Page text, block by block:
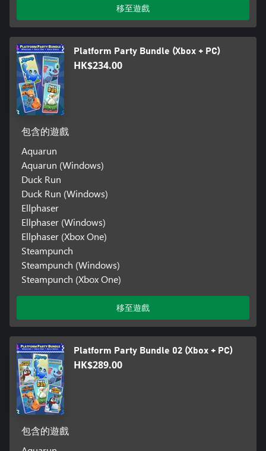
移至遊戲
Platform Party Bundle (Xbox + PC)
HK$234.00
包含的遊戲
Aquarun
Aquarun (Windows)
Duck Run
Duck Run (Windows)
Ellphaser
Ellphaser (Windows)
Ellphaser (Xbox One)
Steampunch
Steampunch (Windows)
Steampunch (Xbox One)
移至遊戲
Platform Party Bundle 02 (Xbox + PC)
HK$289.00
包含的遊戲